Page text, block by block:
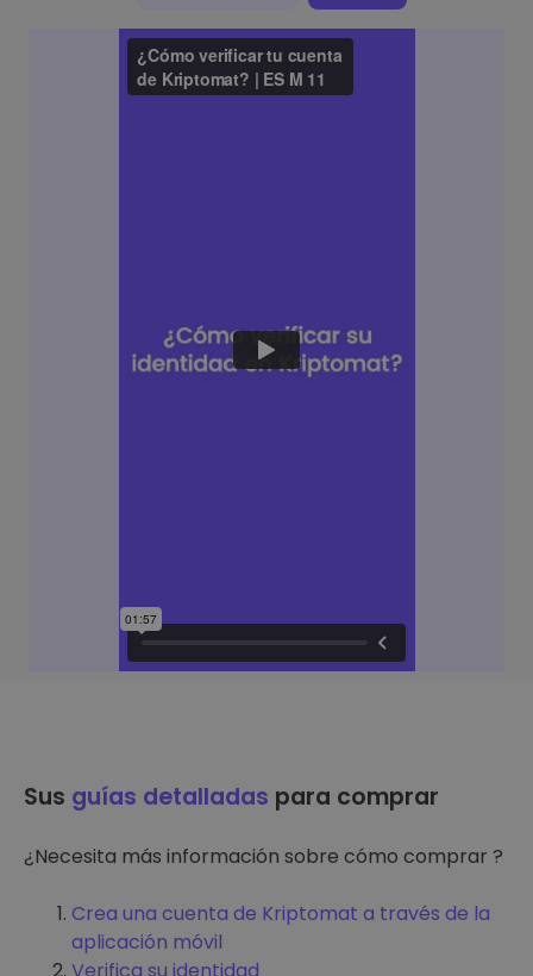
Sus guías detalladas para comprar
¿Necesita más información sobre cómo comprar ?
Crea una cuenta de Kriptomat a través de la
aplicación móvil